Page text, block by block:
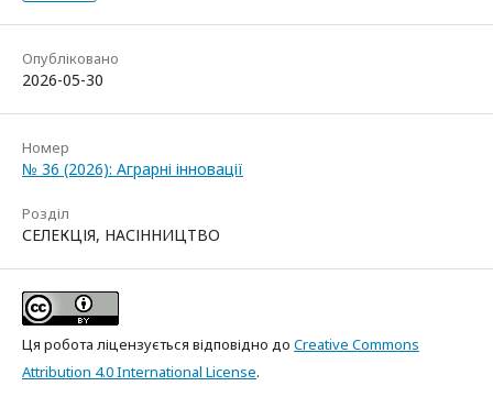
Опубліковано
2026-05-30
Номер
№ 36 (2026): Аграрні інновації
Розділ
СЕЛЕКЦІЯ, НАСІННИЦТВО
Ця робота ліцензується відповідно до Creative Commons
Attribution 4.0 International License.